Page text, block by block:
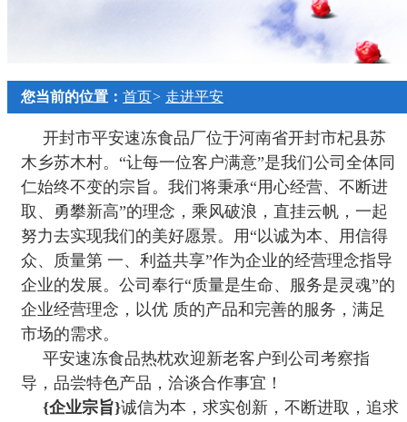
您当前的位置： 首页> 走进平安
开封市平安速冻食品厂位于河南省开封市杞县苏
木乡苏木村。“让每一位客户满意”是我们公司全体同
仁始终不变的宗旨。我们将秉承“用心经营、不断进
取、勇攀新高”的理念，乘风破浪，直挂云帆，一起
努力去实现我们的美好愿景。用“以诚为本、用信得
众、质量第 一、利益共享”作为企业的经营理念指导
企业的发展。公司奉行“质量是生命、服务是灵魂”的
企业经营理念，以优 质的产品和完善的服务，满足
市场的需求。
平安速冻食品热枕欢迎新老客户到公司考察指
导，品尝特色产品，洽谈合作事宜！
{企业宗旨}诚信为本，求实创新，不断进取，追求